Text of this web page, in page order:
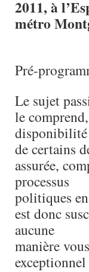
2011, à
métro
Pré-
Le sujet
le
disponibilité
de certains
assurée,
processus
politiques
est donc
aucune
manière